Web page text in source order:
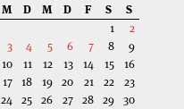
M
D M D F S
S
1
2
3
4 5 6 7 8
9
10
11 12 13 14 15
16
17 18 19 20 21 22
23
24 25 26 27 28 29 30